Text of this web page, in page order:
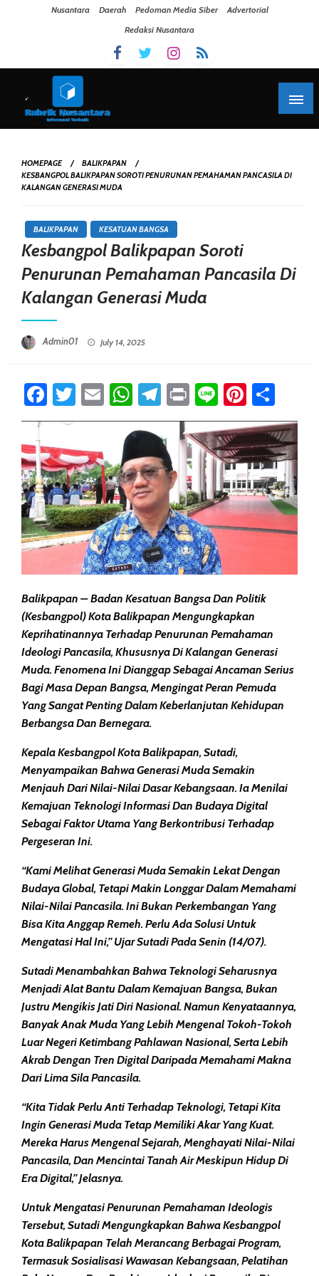
Nusantara Daerah Pedoman Media Siber
Advertorial
Redaksi Nusantara
HOMEPAGE
BALIKPAPAN
KESBANGPOL BALIKPAPAN SOROTI PENURUNAN PEMAHAMAN PANCASILA DI
KALANGAN GENERASI MUDA
BALIKPAPAN KESATUAN BANGSA
Kesbangpol Balikpapan Soroti
Penurunan Pemahaman Pancasila Di
Kalangan Generasi Muda
Admin01 July 14, 2025
Facebook
Twitter
EmailWhatsApp
Telegram
PrintLine
Balikpapan – Badan Kesatuan Bangsa Dan Politik
(Kesbangpol) Kota Balikpapan Mengungkapkan
Keprihatinannya Terhadap Penurunan Pemahaman
Ideologi Pancasila, Khususnya Di Kalangan Generasi
Muda. Fenomena Ini Dianggap Sebagai Ancaman Serius
Bagi Masa Depan Bangsa, Mengingat Peran Pemuda
Yang Sangat Penting Dalam Keberlanjutan Kehidupan
Berbangsa Dan Bernegara.
Kepala Kesbangpol Kota Balikpapan, Sutadi,
Menyampaikan Bahwa Generasi Muda Semakin
Menjauh Dari Nilai-Nilai Dasar Kebangsaan. Ia Menilai
Kemajuan Teknologi Informasi Dan Budaya Digital
Sebagai Faktor Utama Yang Berkontribusi Terhadap
Pergeseran Ini.
“Kami Melihat Generasi Muda Semakin Lekat Dengan
Budaya Global, Tetapi Makin Longgar Dalam Memahami
Nilai-Nilai Pancasila. Ini Bukan Perkembangan Yang
Bisa Kita Anggap Remeh. Perlu Ada Solusi Untuk
Mengatasi Hal Ini,” Ujar Sutadi Pada Senin (14/07).
Sutadi Menambahkan Bahwa Teknologi Seharusnya
Menjadi Alat Bantu Dalam Kemajuan Bangsa, Bukan
Justru Mengikis Jati Diri Nasional. Namun Kenyataannya,
Banyak Anak Muda Yang Lebih Mengenal Tokoh-Tokoh
Luar Negeri Ketimbang Pahlawan Nasional, Serta Lebih
Akrab Dengan Tren Digital Daripada Memahami Makna
Dari Lima Sila Pancasila.
“Kita Tidak Perlu Anti Terhadap Teknologi, Tetapi Kita
Ingin Generasi Muda Tetap Memiliki Akar Yang Kuat.
Mereka Harus Mengenal Sejarah, Menghayati Nilai-Nilai
Pancasila, Dan Mencintai Tanah Air Meskipun Hidup Di
Era Digital,” Jelasnya.
Untuk Mengatasi Penurunan Pemahaman Ideologis
Tersebut, Sutadi Mengungkapkan Bahwa Kesbangpol
Kota Balikpapan Telah Merancang Berbagai Program,
Termasuk Sosialisasi Wawasan Kebangsaan, Pelatihan